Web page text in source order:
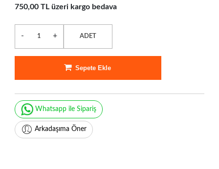
750,00 TL üzeri kargo bedava
- + ADET
Sepete Ekle
Whatsapp ile Sipariş
Arkadaşıma Öner